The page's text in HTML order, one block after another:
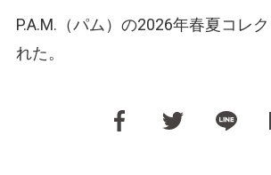
P.A.M.（パム）の2026年春夏コレ
れた。